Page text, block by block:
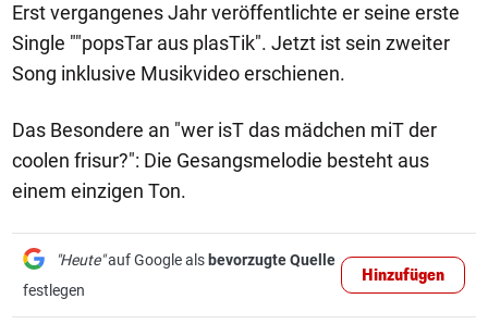
Erst vergangenes Jahr veröffentlichte er seine erste
Single ""popsTar aus plasTik". Jetzt ist sein zweiter
Song inklusive Musikvideo erschienen.
Das Besondere an "wer isT das mädchen miT der
coolen frisur?": Die Gesangsmelodie besteht aus
einem einzigen Ton.
"Heute"auf Google als bevorzugte Quelle
festlegen
Hinzufügen